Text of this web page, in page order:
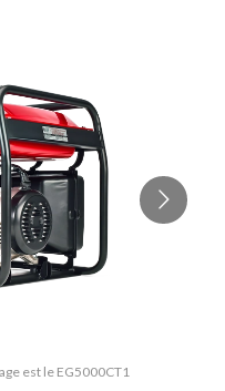
est le EG5000CT1